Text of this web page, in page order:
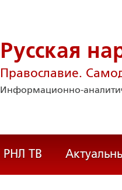
Русская
Православие.
Информационно-
РНЛ ТВ